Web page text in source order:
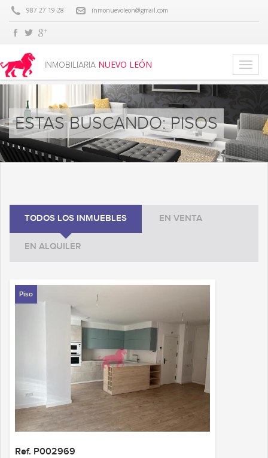
987 27 19 28 inmonuevoleon@gmail.com
INMOBILIARIA NUEVO LEÓN
ESTAS BUSCANDO: PISOS
TODOS LOS INMUEBLES EN VENTA
EN ALQUILER
Piso
Ref. P002969